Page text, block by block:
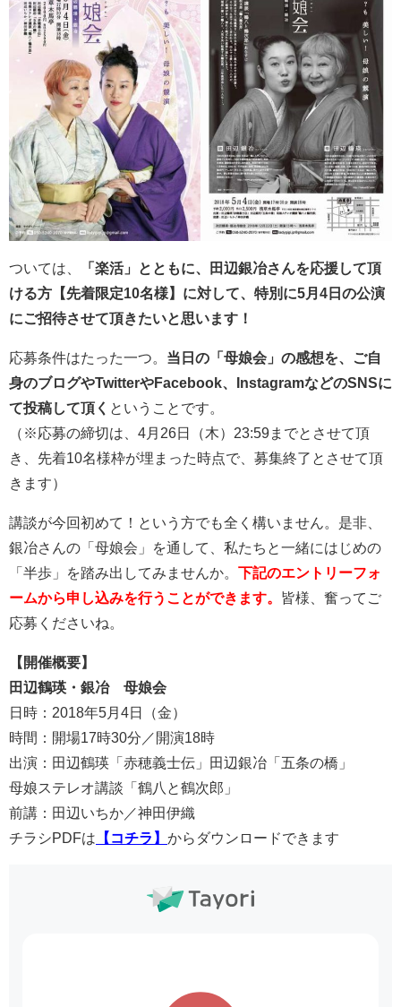
ついては、
「楽活」とともに、田辺銀冶さんを応援して頂
ける方【先着限定10名様】に対して、特別に5月4日の公演
にご招待させて頂きたいと思います！
応募条件はたった一つ。 当日の「母娘会」の感想を、ご自
身のブログやTwitterやFacebook、InstagramなどのSNSに
て投稿して頂く ということです。
（※応募の締切は、4月26日（木）23:59までとさせて頂
き、先着10名様枠が埋まった時点で、募集終了とさせて頂
きます）
講談が今回初めて！という方でも全く構いません。是非、
銀冶さんの「母娘会」を通して、私たちと一緒にはじめの
「半歩」を踏み出してみませんか。 下記のエントリーフォ
ームから申し込みを行うことができます。 皆様、奮ってご
応募くださいね。
【開催概要】
田辺鶴瑛・銀冶 母娘会
日時：2018年5月4日（金）
時間：開場17時30分／開演18時
出演：田辺鶴瑛「赤穂義士伝」田辺銀冶「五条の橋」
母娘ステレオ講談「鶴八と鶴次郎」
前講：田辺いちか／神田伊織
チラシPDFは 【コチラ】 からダウンロードできます